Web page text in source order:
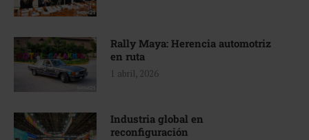
Rally Maya: Herencia automotriz
en ruta
1 abril, 2026
Industria global en
reconfiguración